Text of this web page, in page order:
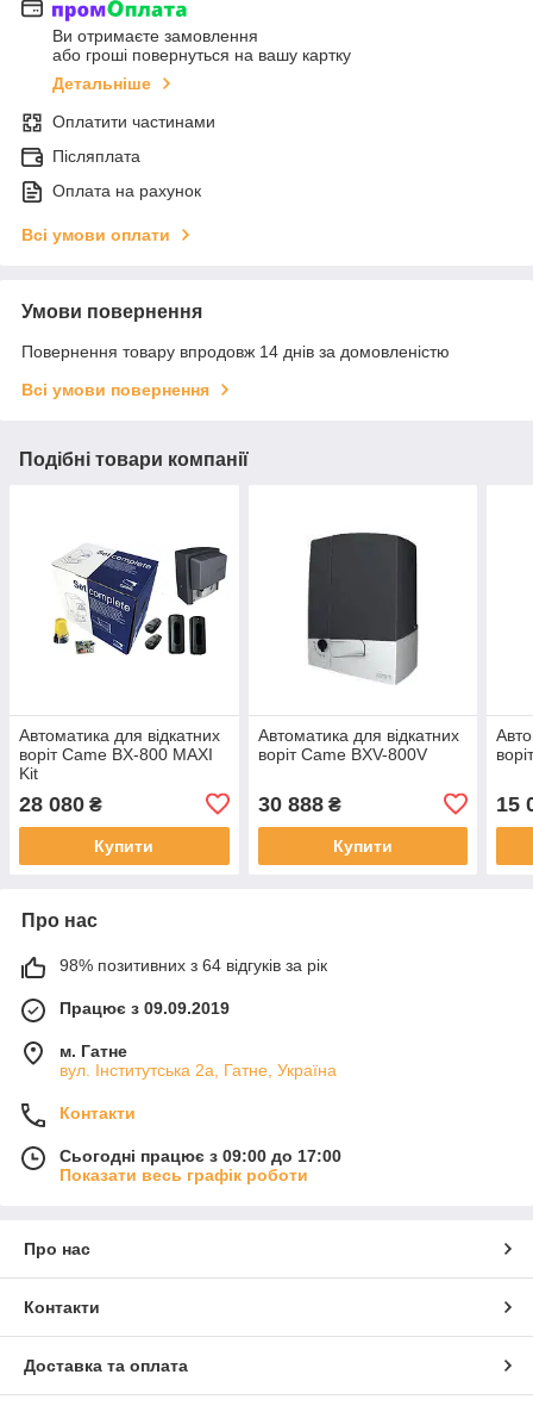
Ви отримаєте замовлення
або гроші повернуться на вашу картку
Детальніше
Оплатити частинами
Післяплата
Оплата на рахунок
Всі умови оплати
Умови повернення
Повернення товару впродовж 14 днів за домовленістю
Всі умови повернення
Подібні товари компанії
Автоматика для відкатних
воріт Came BX-800 MAXI
Kit
28 080 ₴
Купити
Автоматика для відкатних
воріт Came BXV-800V
30 888₴
Купити
15
Про нас
98% позитивних з 64 відгуків за рік
Працює з 09.09.2019
м. Гатне
вул. Інститутська 2а, Гатне, Україна
Контакти
Сьогодні працює з 09:00 до 17:00
Показати весь графік роботи
Про нас
Контакти
Доставка та оплата